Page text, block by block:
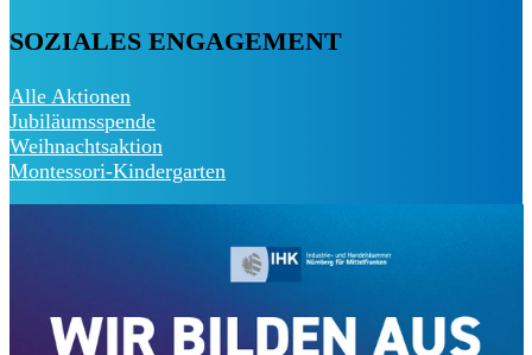
SOZIALES ENGAGEMENT
Alle Aktionen
Jubiläumsspende
Weihnachtsaktion
Montessori-Kindergarten